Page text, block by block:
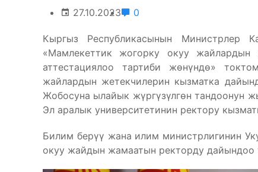
27.10.2023 0
Кыргыз Республикасынын
«Мамлекеттик жогорку окуу
аттестациялоо тартиби жөнүндө»
жайлардын жетекчилерин кызматка
Жобосуна ылайык жүргүзүлгөн тандоонун
Эл аралык университетинин ректору
Билим берүү жана илим министрлигинин
окуу жайдын жамаатын ректорду